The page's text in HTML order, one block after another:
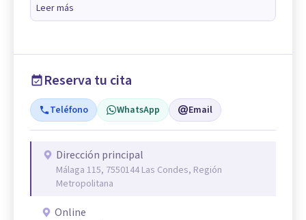
Leer más
Reserva tu cita
Teléfono WhatsApp Email
Dirección principal
Málaga 115, 7550144 Las Condes, Región
Metropolitana
Online